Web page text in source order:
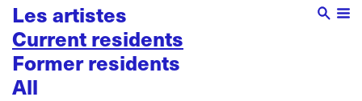
Les artistes
Current residents
Former residents
All